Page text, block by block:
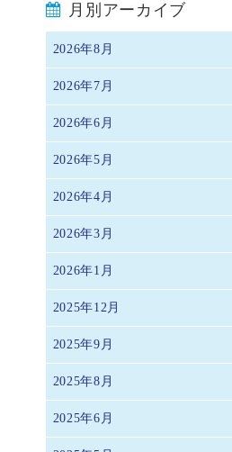
月別アーカイブ
2026年8月
2026年7月
2026年6月
2026年5月
2026年4月
2026年3月
2026年1月
2025年12月
2025年9月
2025年8月
2025年6月